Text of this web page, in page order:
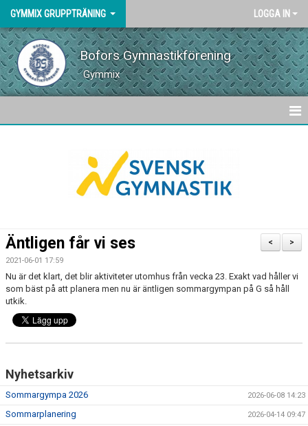
GYMMIX GRUPPTRÄNING LOGGA IN
Bofors Gymnastikförening
Gymmix
INSTRUKTÖRER
>
<
Äntligen får vi ses
2021-06-01 17:59
Nu är det klart, det blir aktiviteter utomhus från vecka 23. Exakt vad håller vi
som bäst på att planera men nu är äntligen sommargympan på G så håll
utkik.
Nyhetsarkiv
Sommargympa 2026 2026-06-08 14:23
Sommarplanering 2026-04-14 09:47